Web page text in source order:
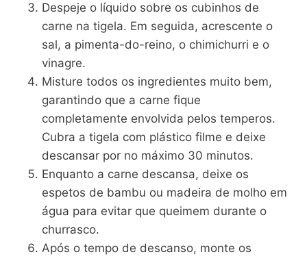
Despeje o líquido sobre os cubinhos de
carne na tigela. Em seguida, acrescente o
sal, a pimenta-do-reino, o chimichurri e o
vinagre.
Misture todos os ingredientes muito bem,
garantindo que a carne fique
completamente envolvida pelos temperos.
Cubra a tigela com plástico filme e deixe
descansar por no máximo 30 minutos.
Enquanto a carne descansa, deixe os
espetos de bambu ou madeira de molho em
água para evitar que queimem durante o
churrasco.
Após o tempo de descanso, monte os